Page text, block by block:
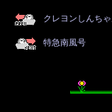
クレヨンしんち
特急南風号